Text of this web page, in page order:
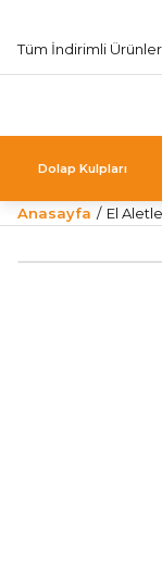
Tüm İndirimli Ürünler
Dolap Kulpları
Anasayfa El